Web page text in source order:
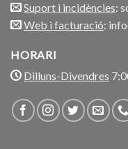
Suport i incidències:
Web i facturació:
HORARI
Dilluns-Divendres